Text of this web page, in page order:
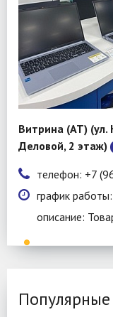
Витрина (АТ) (ул.
Деловой, 2 этаж)
телефон: +7
график
описание:
Популярные